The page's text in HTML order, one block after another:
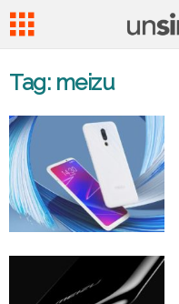
Tag: meizu